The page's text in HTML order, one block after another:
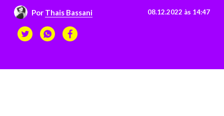
Por Thais Bassani 08.12.2022 às 14:47